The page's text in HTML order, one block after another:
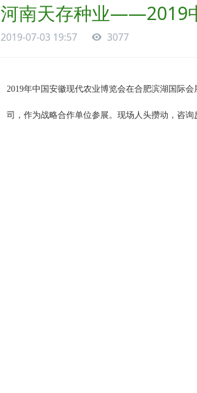
河南天存种业——2019
2019-07-03 19:57 3077
2019年中国安徽现代农业博览会在合肥滨湖 国际会
司，作为战略合作单位参展。 现场人头攒动，咨询